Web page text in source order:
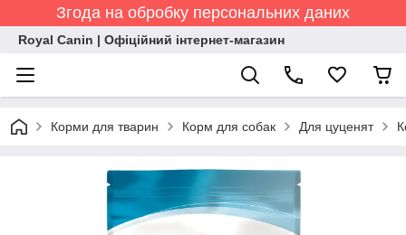
Згода на обробку персональних даних
Royal Canin | Офіційний інтернет-магазин
Корми для тварин Корм для собак Для цуценят